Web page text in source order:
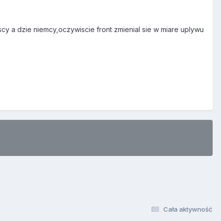
a dzie niemcy,oczywiscie front zmienial sie w miare uplywu
Cała aktywność